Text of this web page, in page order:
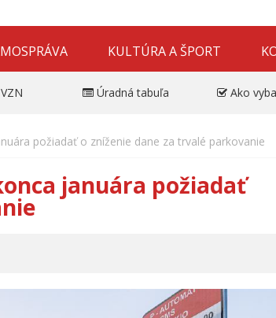
KULTÚRA A ŠPORT
VZN Úradná tabuľa Ako
požiadať o zníženie dane za trvalé parkovanie
januára požiadať